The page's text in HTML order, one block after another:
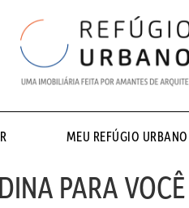
MEU REFÚGIO URBANO
PARA